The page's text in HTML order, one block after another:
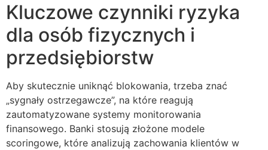
Kluczowe czynniki ryzyka
dla osób fizycznych i
przedsiębiorstw
Aby skutecznie uniknąć blokowania, trzeba znać
„sygnały ostrzegawcze”, na które reagują
zautomatyzowane systemy monitorowania
finansowego. Banki stosują złożone modele
scoringowe, które analizują zachowania klientów w